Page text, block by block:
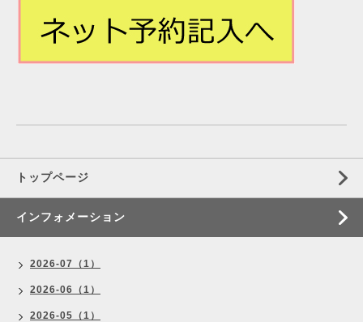
トップページ
インフォメーション
2026-07（1）
2026-06（1）
2026-05（1）